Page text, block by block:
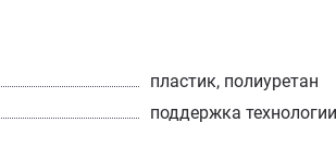
пластик, полиуретан
поддержка